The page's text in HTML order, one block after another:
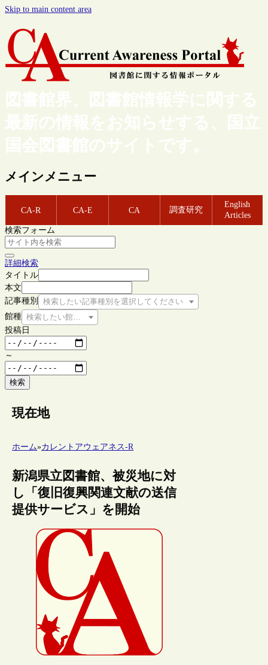
Skip to main content area
図書館界、図書館情報学に関する
最新の情報をお知らせする、国立
国会図書館のサイトです。
メインメニュー
CA-R CA-E CA 調査研究
English
Articles
検索フォーム
詳細検索
タイトル
本文
記事種別
検索したい記事種別を選択してください
館種 検索したい館種を選択してください
投稿日
～
検索
現在地
ホーム»カレントアウェアネス-R
新潟県立図書館、被災地に対
し「復旧復興関連文献の送信
提供サービス」を開始